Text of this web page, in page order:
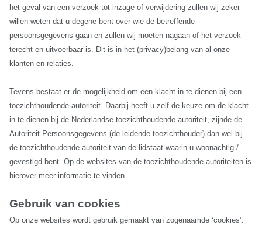
het geval van een verzoek tot inzage of verwijdering zullen wij zeker
willen weten dat u degene bent over wie de betreffende
persoonsgegevens gaan en zullen wij moeten nagaan of het verzoek
terecht en uitvoerbaar is. Dit is in het (privacy)belang van al onze
klanten en relaties.
Tevens bestaat er de mogelijkheid om een klacht in te dienen bij een
toezichthoudende autoriteit. Daarbij heeft u zelf de keuze om de klacht
in te dienen bij de Nederlandse toezichthoudende autoriteit, zijnde de
Autoriteit Persoonsgegevens (de leidende toezichthouder) dan wel bij
de toezichthoudende autoriteit van de lidstaat waarin u woonachtig /
gevestigd bent. Op de websites van de toezichthoudende autoriteiten is
hierover meer informatie te vinden.
Gebruik van cookies
Op onze websites wordt gebruik gemaakt van zogenaamde ‘cookies’.